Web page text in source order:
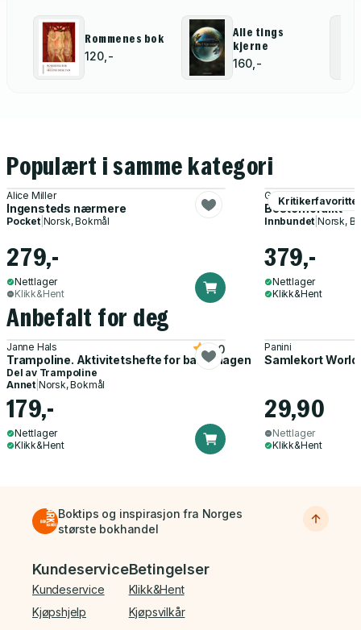
Rommenes bok
120,-
Alle tings
kjerne
160,-
Populært i samme kategori
Alice Miller
Ingensteds nærmere
Pocket| Norsk, Bokmål
279,-
Nettlager
Klikk&Hent
Gro Dahle
Bestemordikt
Innbundet Norsk,
379,-
Nettlager
Klikk&Hent
Anbefalt for deg
Janne Hals
Trampoline. Aktivitetshefte for barnehagen
5.0
Del av Trampoline
Annet Norsk, Bokmål
179,-
Nettlager
Klikk&Hent
Panini
Samlekort
29,90
Nettlager
Klikk&Hent
Boktips og inspirasjon fra Norges
største bokhandel
Bunnmeny
Kundeservice
Kundeservice
Kjøpshjelp
Betingelser
Klikk&Hent
Kjøpsvilkår